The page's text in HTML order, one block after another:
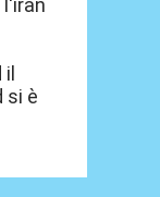
si è